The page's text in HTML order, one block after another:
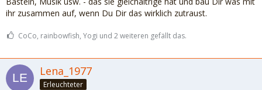
ihr zusammen auf, wenn Du Dir das wirklich zutraust.
CoCo, rainbowfish, Yogi und 2 weiteren gefällt das.
Lena_1977
Erleuchteter